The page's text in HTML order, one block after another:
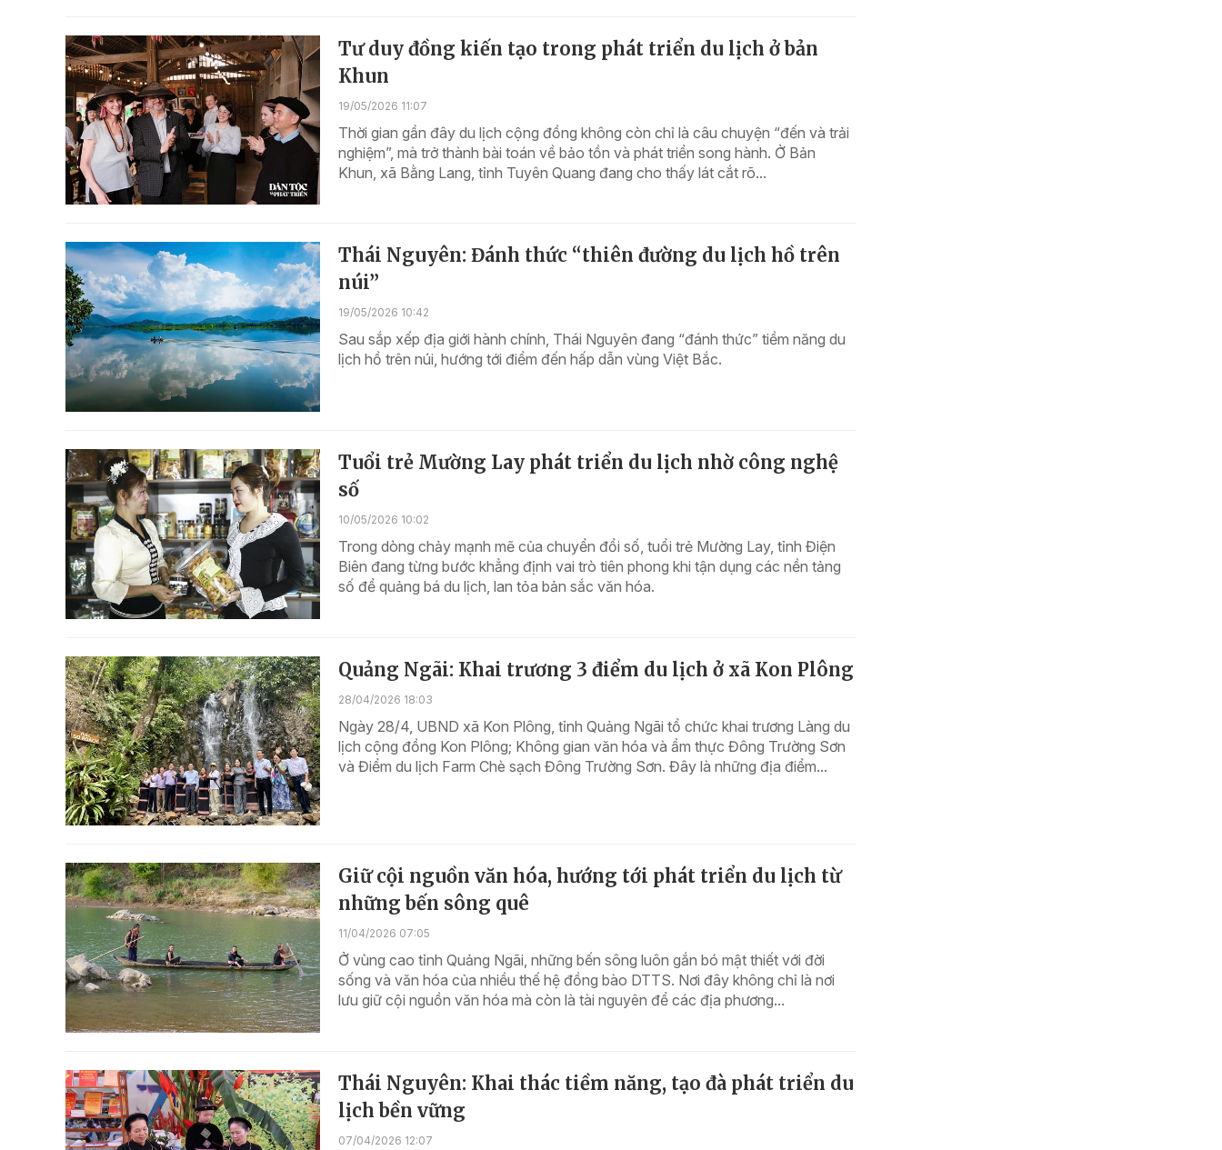
Tư duy đồng kiến tạo trong phát triển du lịch ở bản
Khun
19/05/2026 11:07
Thời gian gần đây du lịch cộng đồng không còn chỉ là câu chuyện “đến và trải
nghiệm”, mà trở thành bài toán về bảo tồn và phát triển song hành. Ở Bản
Khun, xã Bằng Lang, tỉnh Tuyên Quang đang cho thấy lát cắt rõ...
Thái Nguyên: Đánh thức “thiên đường du lịch hồ trên
núi”
19/05/2026 10:42
Sau sắp xếp địa giới hành chính, Thái Nguyên đang “đánh thức” tiềm năng du
lịch hồ trên núi, hướng tới điểm đến hấp dẫn vùng Việt Bắc.
Tuổi trẻ Mường Lay phát triển du lịch nhờ công nghệ
số
10/05/2026 10:02
Trong dòng chảy mạnh mẽ của chuyển đổi số, tuổi trẻ Mường Lay, tỉnh Điện
Biên đang từng bước khẳng định vai trò tiên phong khi tận dụng các nền tảng
số để quảng bá du lịch, lan tỏa bản sắc văn hóa.
Quảng Ngãi: Khai trương 3 điểm du lịch ở xã Kon Plông
28/04/2026 18:03
Ngày 28/4, UBND xã Kon Plông, tỉnh Quảng Ngãi tổ chức khai trương Làng du
lịch cộng đồng Kon Plông; Không gian văn hóa và ẩm thực Đông Trường Sơn
và Điểm du lịch Farm Chè sạch Đông Trường Sơn. Đây là những địa điểm...
Giữ cội nguồn văn hóa, hướng tới phát triển du lịch từ
những bến sông quê
11/04/2026 07:05
Ở vùng cao tỉnh Quảng Ngãi, những bến sông luôn gắn bó mật thiết với đời
sống và văn hóa của nhiều thế hệ đồng bào DTTS. Nơi đây không chỉ là nơi
lưu giữ cội nguồn văn hóa mà còn là tài nguyên để các địa phương...
Thái Nguyên: Khai thác tiềm năng, tạo đà phát triển du
lịch bền vững
07/04/2026 12:07